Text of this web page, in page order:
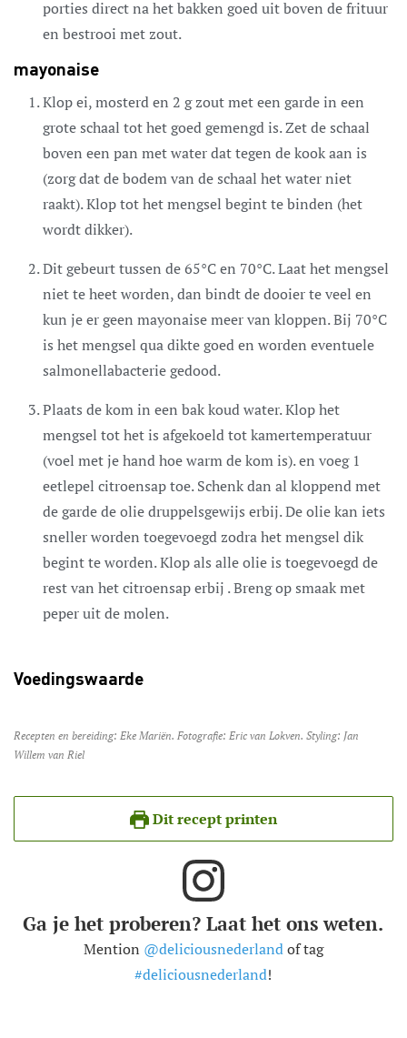
porties direct na het bakken goed uit boven de frituur
en bestrooi met zout.
mayonaise
Klop ei, mosterd en 2 g zout met een garde in een
grote schaal tot het goed gemengd is. Zet de schaal
boven een pan met water dat tegen de kook aan is
(zorg dat de bodem van de schaal het water niet
raakt). Klop tot het mengsel begint te binden (het
wordt dikker).
Dit gebeurt tussen de 65°C en 70°C. Laat het mengsel
niet te heet worden, dan bindt de dooier te veel en
kun je er geen mayonaise meer van kloppen. Bij 70°C
is het mengsel qua dikte goed en worden eventuele
salmonellabacterie gedood.
Plaats de kom in een bak koud water. Klop het
mengsel tot het is afgekoeld tot kamertemperatuur
(voel met je hand hoe warm de kom is). en voeg 1
eetlepel citroensap toe. Schenk dan al kloppend met
de garde de olie druppelsgewijs erbij. De olie kan iets
sneller worden toegevoegd zodra het mengsel dik
begint te worden. Klop als alle olie is toegevoegd de
rest van het citroensap erbij . Breng op smaak met
peper uit de molen.
Voedingswaarde
Recepten en bereiding: Eke Mariën. Fotografie: Eric van Lokven. Styling: Jan
Willem van Riel
Dit recept printen
Ga je het proberen? Laat het ons weten.
Mention @deliciousnederlandof tag
#deliciousnederland!